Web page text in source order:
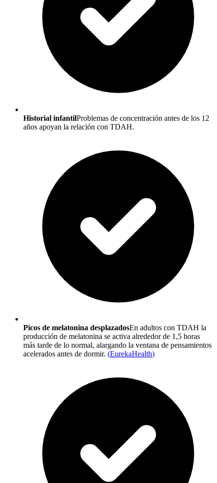
Historial infantilProblemas de concentración antes de los 12
años apoyan la relación con TDAH.
Picos de melatonina desplazadosEn adultos con TDAH la
producción de melatonina se activa alrededor de 1,5 horas
más tarde de lo normal, alargando la ventana de pensamientos
acelerados antes de dormir. (EurekaHealth)